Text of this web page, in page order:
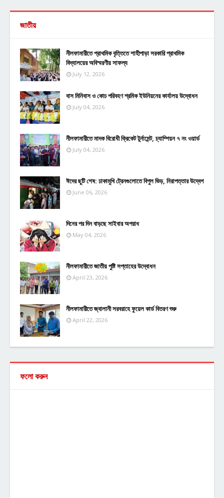
জাতীয়
নীলফামারীতে প্রাথমিক বৃত্তিতে শাহীপাড়া সরকারি প্রাথমিক
বিদ্যালয়ের অবিস্মরণীয় সাফল্য
July 12, 2026
বাস মিনিবাস ও কোচ পরিবহণ শ্রমিক ইউনিয়নের কার্যালয় উদ্বোধন
July 04, 2026
নীলফামারীতে মাদক বিরোধী ক্রিকেট টুর্নামেন্ট, চ্যাম্পিয়ন ৭ নং ওয়ার্ড
July 04, 2026
ঈদের ছুটি শেষ: ঢাকামুখি ট্রেনগুলোতে বিপুল ভিড়, নিরাপত্তার উদ্বেগ
June 06, 2026
দিনের পর দিন বাড়ছে সাইবার অপরাধ
May 04, 2026
নীলফামারীতে জাতীয় পুষ্টি সপ্তাহের উদ্বোধন
April 23, 2026
নীলফামারীতে জ্বালানী সরবরাহে ফুয়েল কার্ড বিতরণ শুরু
April 22, 2026
ফলো করুন